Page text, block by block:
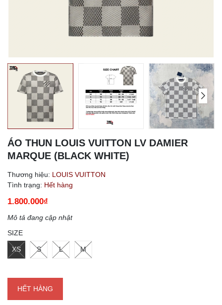
ÁO THUN LOUIS VUITTON LV DAMIER
MARQUE (BLACK WHITE)
Thương hiệu: LOUIS VUITTON
Tình trạng: Hết hàng
1.800.000₫
Mô tả đang cập nhật
SIZE
XS S L M
HẾT HÀNG